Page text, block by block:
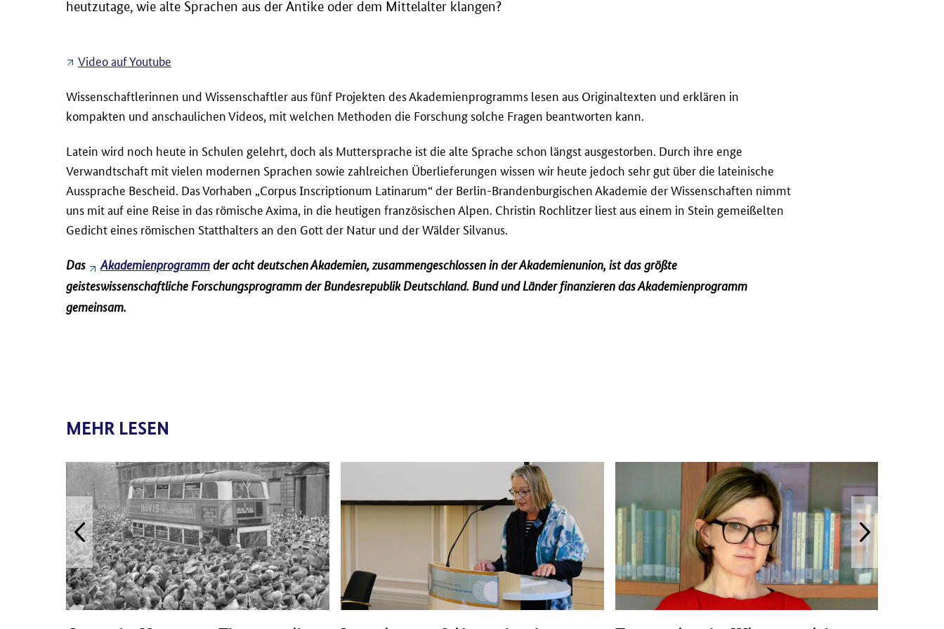
heutzutage, wie alte Sprachen aus der Antike oder dem Mittelalter klangen?
Video auf Youtube
Wissenschaftlerinnen und Wissenschaftler aus fünf Projekten des Akademienprogramms lesen aus Originaltexten und erklären in
kompakten und anschaulichen Videos, mit welchen Methoden die Forschung solche Fragen beantworten kann.
Latein wird noch heute in Schulen gelehrt, doch als Muttersprache ist die alte Sprache schon längst ausgestorben. Durch ihre enge
Verwandtschaft mit vielen modernen Sprachen sowie zahlreichen Überlieferungen wissen wir heute jedoch sehr gut über die lateinische
Aussprache Bescheid. Das Vorhaben „Corpus Inscriptionum Latinarum“ der Berlin-Brandenburgischen Akademie der Wissenschaften nimmt
uns mit auf eine Reise in das römische Axima, in die heutigen französischen Alpen. Christin Rochlitzer liest aus einem in Stein gemeißelten
Gedicht eines römischen Statthalters an den Gott der Natur und der Wälder Silvanus.
Das Akademienprogramm der acht deutschen Akademien, zusammengeschlossen in der Akademienunion, ist das größte
geisteswissenschaftliche Forschungsprogramm der Bundesrepublik Deutschland. Bund und Länder finanzieren das Akademienprogramm
gemeinsam.
MEHR LESEN